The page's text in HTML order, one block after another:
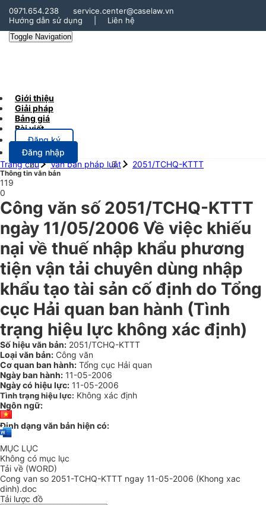
0971.654.238
service.center@caselaw.vn
Hướng dẫn sử dụng
Liên hệ
Toggle Navigation
Giới thiệu
Giải pháp
Bảng giá
Bài viết
Đăng ký
Đăng nhập
Trang chủ
Văn bản pháp luật 2051/TCHQ-KTTT
Thông tin văn bản
119
0
Công văn số 2051/TCHQ-KTTT
ngày 11/05/2006 Về việc khiếu
nại về thuế nhập khẩu phương
tiện vận tải chuyên dùng nhập
khẩu tạo tài sản cố định do Tổng
cục Hải quan ban hành (Tình
trạng hiệu lực không xác định)
Số hiệu văn bản: 2051/TCHQ-KTTT
Loại văn bản: Công văn
Cơ quan ban hành: Tổng cục Hải quan
Ngày ban hành: 11-05-2006
Ngày có hiệu lực: 11-05-2006
Tình trạng hiệu lực: Không xác định
Ngôn ngữ:
Định dạng văn bản hiện có:
MỤC LỤC
Không có mục lục
Tải về (WORD)
Cong van so 2051-TCHQ-KTTT ngay 11-05-2006 (Khong xac
dinh).doc
Tải lược đồ